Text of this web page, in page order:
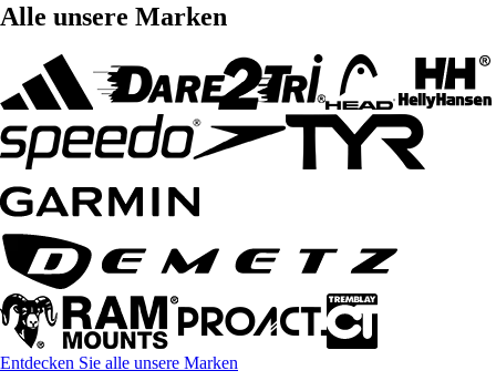
Alle unsere Marken
Entdecken Sie alle unsere Marken